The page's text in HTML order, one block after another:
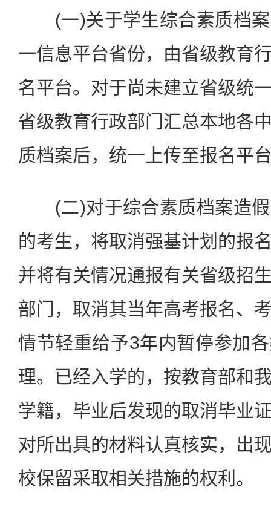
(一)关于学生综合素质档案
一信息平台省份，由省级教育
名平台。对于尚未建立省级统
省级教育行政部门汇总本地各
质档案后，统一上传至报名平
(二)对于综合素质档案造假
的考生，将取消强基计划的报
并将有关情况通报有关省级招
部门，取消其当年高考报名、
情节轻重给予3年内暂停参加
理。已经入学的，按教育部和
学籍，毕业后发现的取消毕业
对所出具的材料认真核实，出
校保留采取相关措施的权利。